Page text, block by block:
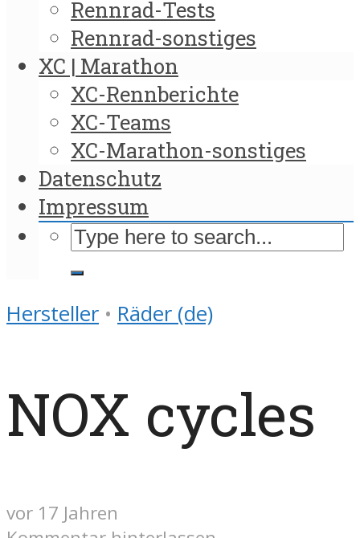
Rennrad-Tests
Rennrad-sonstiges
XC | Marathon
XC-Rennberichte
XC-Teams
XC-Marathon-sonstiges
Datenschutz
Impressum
Hersteller • Räder (de)
NOX cycles
vor 17 Jahren